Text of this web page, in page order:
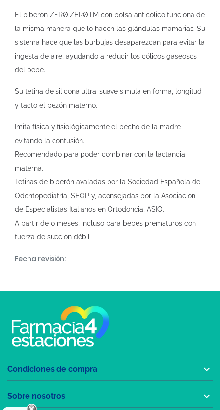
El biberón ZERØ.ZERØTM con bolsa anticólico funciona de
la misma manera que lo hacen las glándulas mamarias. Su
sistema hace que las burbujas desaparezcan para evitar la
ingesta de aire, ayudando a reducir los cólicos gaseosos
del bebé.
Su tetina de silicona ultra-suave simula en forma, longitud
y tacto el pezón materno.
Imita física y fisiológicamente el pecho de la madre
evitando la confusión.
Recomendado para poder combinar con la lactancia
materna.
Tetinas de biberón avaladas por la Sociedad Española de
Odontopediatría, SEOP y, aconsejadas por la Asociación
de Especialistas Italianos en Ortodoncia, ASIO.
A partir de 0 meses, incluso para bebés prematuros con
fuerza de succión débil
Fecha revisión:
Condiciones de compra 
Sobre nosotros 